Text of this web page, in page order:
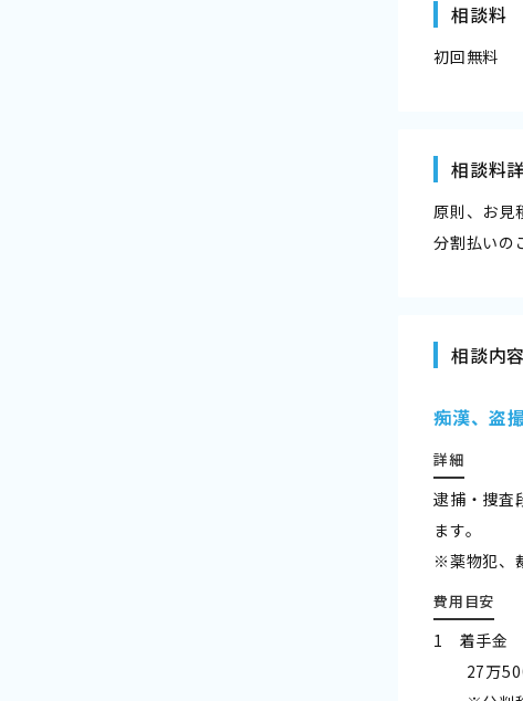
相談料
初回無料
相談料
原則、お見
分割払いの
相談内
痴漢、盗
詳細
逮捕・捜査
ます。
※薬物犯、
費用目安
1 着手金
27万